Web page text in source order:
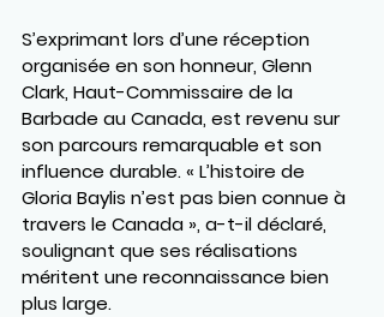
S’exprimant lors d’une réception
organisée en son honneur, Glenn
Clark, Haut-Commissaire de la
Barbade au Canada, est revenu sur
son parcours remarquable et son
influence durable. « L’histoire de
Gloria Baylis n’est pas bien connue à
travers le Canada », a-t-il déclaré,
soulignant que ses réalisations
méritent une reconnaissance bien
plus large.